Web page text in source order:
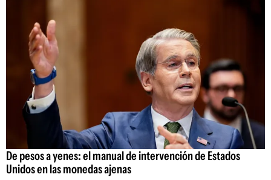
De pesos a yenes: el manual de intervención de Estados
Unidos en las monedas ajenas